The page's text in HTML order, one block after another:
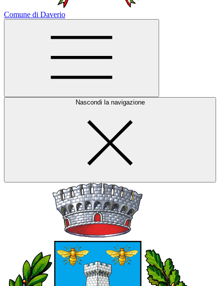
Comune di Daverio
Nascondi la navigazione